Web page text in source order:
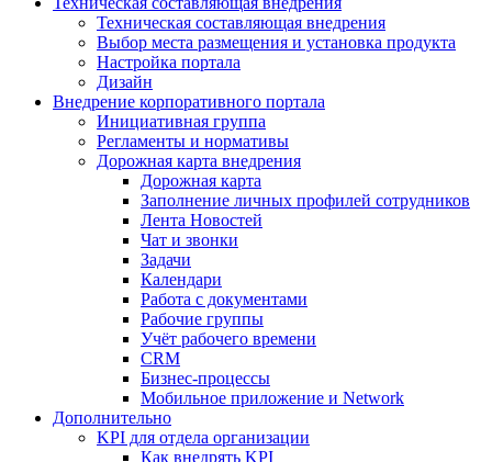
Техническая составляющая внедрения
Выбор места размещения и установка продукта
Настройка портала
Дизайн
Внедрение корпоративного портала
Инициативная группа
Регламенты и нормативы
Дорожная карта внедрения
Дорожная карта
Заполнение личных профилей сотрудников
Лента Новостей
Чат и звонки
Задачи
Календари
Работа с документами
Рабочие группы
Учёт рабочего времени
CRM
Бизнес-процессы
Мобильное приложение и Network
Дополнительно
KPI для отдела организации
Как внедрять KPI